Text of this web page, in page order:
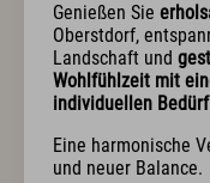
Bilder &
Hotelbewertungen
Zimmer & Angebote
Bestpreisgarantie
Zimmer, Suiten &
Genießen Sie
Oberstdorf,
Landschaft und
Wohlfühlzeit mit
individuellen
Eine harmonische
und neuer Balance.